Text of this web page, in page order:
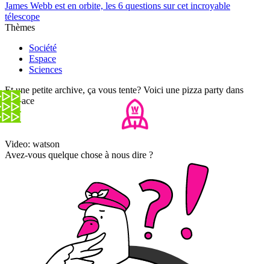
James Webb est en orbite, les 6 questions sur cet incroyable
télescope
Thèmes
Société
Espace
Sciences
Et une petite archive, ça vous tente? Voici une pizza party dans
l'espace
Video: watson
Avez-vous quelque chose à nous dire ?